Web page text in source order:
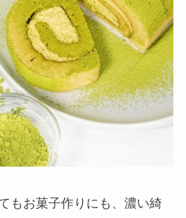
もお菓子作りにも、濃い綺